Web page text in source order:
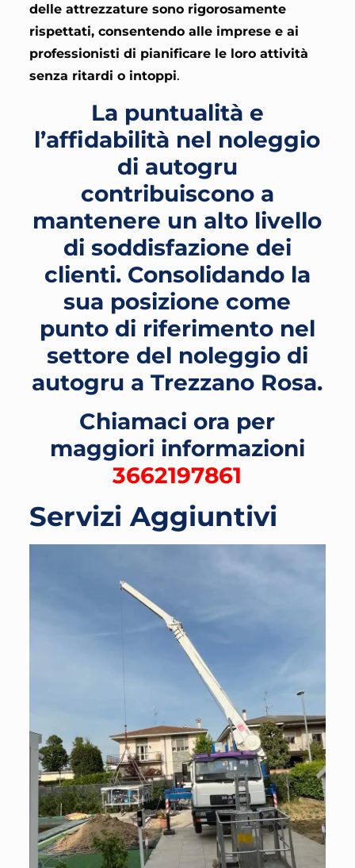
delle attrezzature sono rigorosamente
rispettati, consentendo alle imprese e ai
professionisti di pianificare le loro attività
senza ritardi o intoppi.
La puntualità e
l’affidabilità nel noleggio
di autogru
contribuiscono a
mantenere un alto livello
di soddisfazione dei
clienti. Consolidando la
sua posizione come
punto di riferimento nel
settore del noleggio di
autogru a Trezzano Rosa.
Chiamaci ora per
maggiori informazioni
3662197861
Servizi Aggiuntivi